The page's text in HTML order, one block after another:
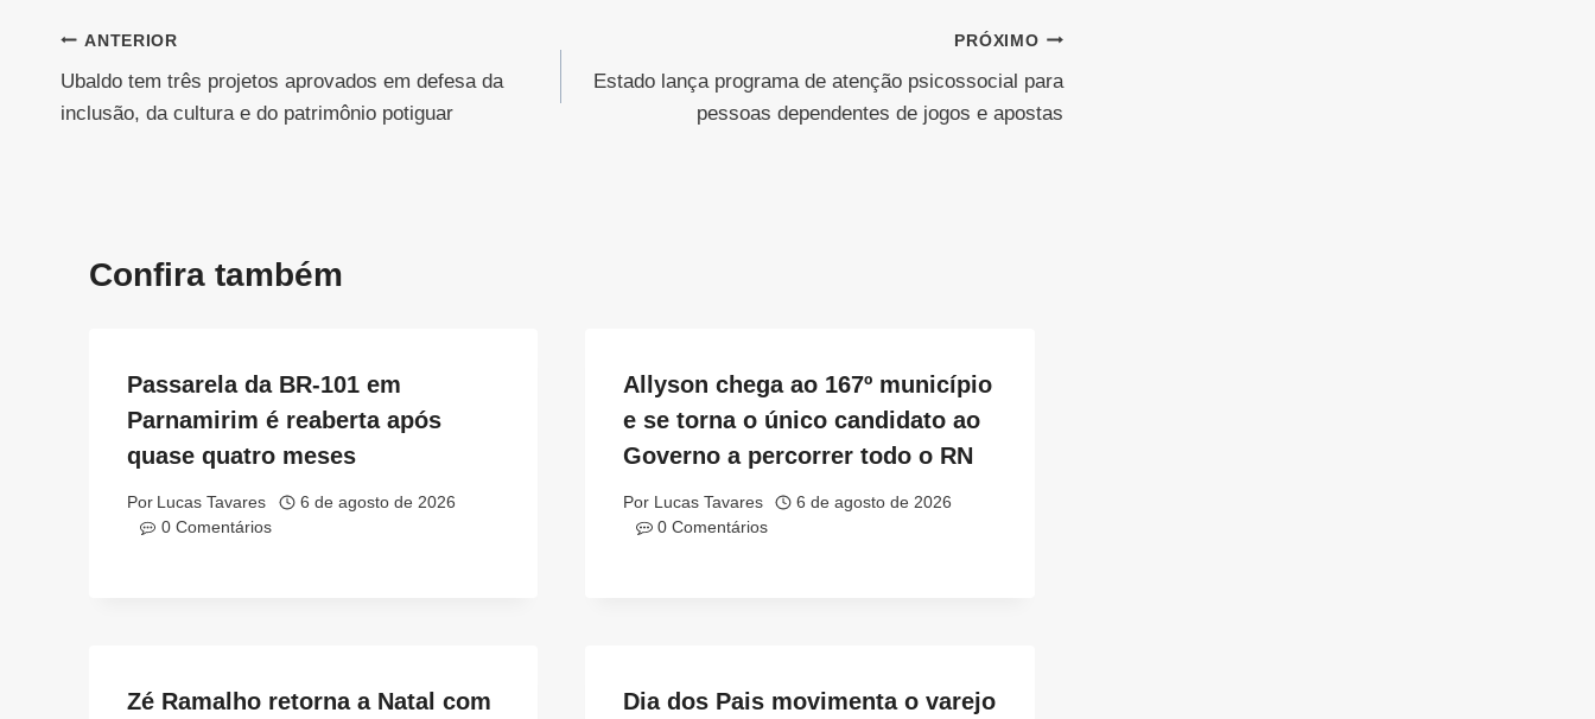
Navegação
de
ANTERIOR
Ubaldo tem três projetos aprovados em defesa da
inclusão, da cultura e do patrimônio potiguar
PRÓXIMO
Estado lança programa de atenção psicossocial para
pessoas dependentes de jogos e apostas
Confira também
Passarela da BR-101 em
Parnamirim é reaberta após
quase quatro meses
Por Lucas Tavares
6 de agosto de 2026
0 Comentários
Allyson chega ao 167º município
e se torna o único candidato ao
Governo a percorrer todo o RN
Por Lucas Tavares
6 de agosto de 2026
0 Comentários
Zé Ramalho retorna a Natal com
Dia dos Pais movimenta o varejo